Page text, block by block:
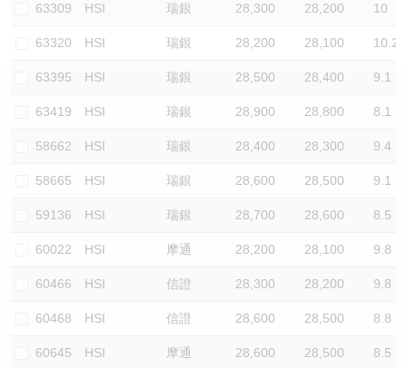
63309 HSI 瑞銀 28,300 28,200 10
63320 HSI 瑞銀 28,200 28,100 10.2
63395 HSI 瑞銀 28,500 28,400 9.1
63419 HSI 瑞銀 28,900 28,800 8.1
58662 HSI 瑞銀 28,400 28,300 9.4
58665 HSI 瑞銀 28,600 28,500 9.1
59136 HSI 瑞銀 28,700 28,600 8.5
60022 HSI 摩通 28,200 28,100 9.8
60466 HSI 信證 28,300 28,200 9.8
60468 HSI 信證 28,600 28,500 8.8
60645 HSI 摩通 28,600 28,500 8.5
認股證/牛熊證日誌
認股證文件及公告
牛熊證到期結算價查詢
牛熊證分析儀
牛熊證文件及公告
牛熊證文件及公告 (瑞信)
中資ETFs溢價比較
AH 股價對照
ADR
收市競價變化